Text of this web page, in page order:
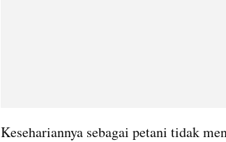
Kesehariannya sebagai petani tidak